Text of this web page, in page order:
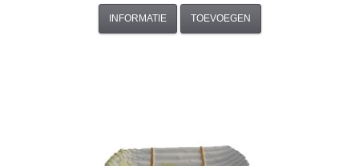
INFORMATIE TOEVOEGEN